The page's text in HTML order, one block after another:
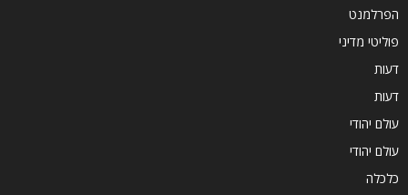
הפרלמנט
פוליטי מדיני
דעות
דעות
עולם יהודי
עולם יהודי
כלכלה